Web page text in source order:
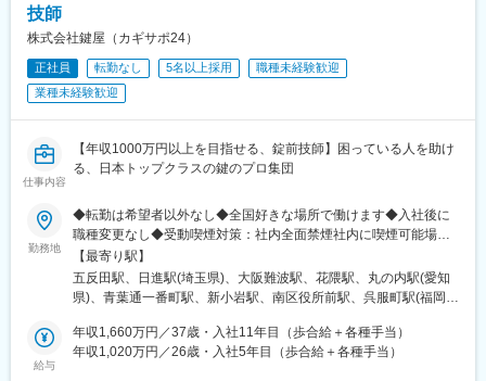
技師
株式会社鍵屋（カギサポ24）
正社員 転勤なし 5名以上採用
職種未経験歓迎
業種未経験歓迎
仕事内容
【年収1000万円以上を目指せる、錠前技師】困っている人を助け
る、日本トップクラスの鍵のプロ集団
勤務地
◆転勤は希望者以外なし◆全国好きな場所で働けます◆入社後に
職種変更なし◆受動喫煙対策：社内全面禁煙社内に喫煙可能場所
あり品川本社／戸越銀座駅4分さいたま支社／宮原駅車7分★大阪
（難波）支社／なんば駅1分神戸支社／花隈駅3分名古屋支社／丸
の内駅5分仙台支社／仙台駅10分新小岩支社／新小岩駅5分広島支
車15分★京都支社／東寺駅5分札幌支社／北34条駅10分宇都宮支
社／雀宮駅車15分池袋支社／池袋駅5分高松支社／太田駅15分★
【最寄り駅】
五反田駅、日進駅(埼玉県)、大阪難波駅、花隈駅、丸の内駅(愛知
県)、青葉通一番町駅、新小岩駅、南区役所前駅、呉服町駅(福岡
駅、雀宮駅、北池袋駅、木太東口駅、日前宮駅、静岡駅、春日山
駅、小宮駅、新大宮駅、石神井公園駅、平沼橋駅、片野駅、東海
給与
年収1,660万円／37歳・入社11年目（歩合給＋各種手当）
年収1,020万円／26歳・入社5年目（歩合給＋各種手当）